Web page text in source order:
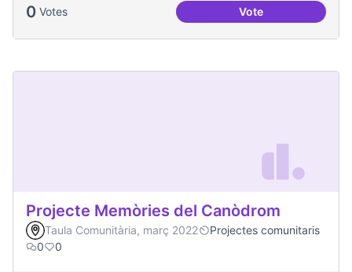
0 Votes VoteProjecte Radars
Projecte Memòries del Canòdrom
Taula Comunitària, març 2022
Projectes comunitaris
0
0